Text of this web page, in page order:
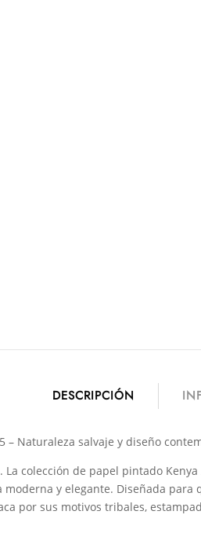
DESCRIPCIÓN
– Naturaleza salvaje y diseño
La colección de papel pintado
y elegante. Diseñada
por sus motivos tribales,